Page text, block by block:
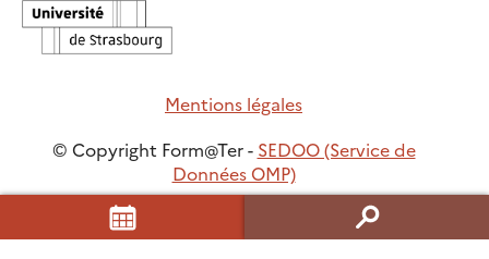
Mentions légales
© Copyright Form@Ter - SEDOO (Service de
Données OMP)